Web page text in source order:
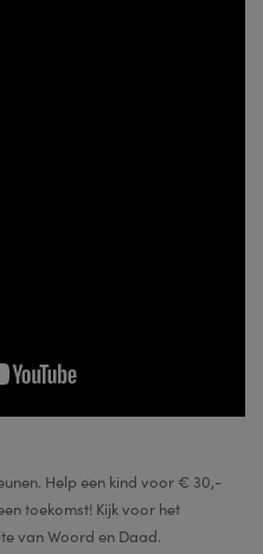
Help een kind voor € 30,-
toekomst! Kijk voor het
van Woord en Daad.